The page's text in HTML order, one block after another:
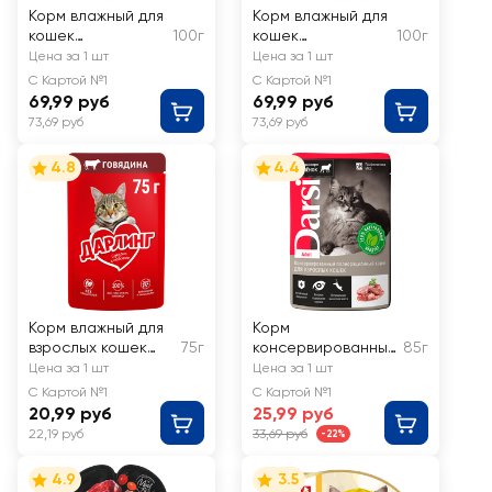
Корм влажный для
кошек
ЗООГУРМАН
Мясное суфле с
языком
100г
Цена за 1 шт
С Картой №1
69,99 руб
73,69 руб
Корм влажный для
кошек
ЗООГУРМАН
Мясное суфле с
телятиной
100г
Цена за 1 шт
С Картой №1
69,99 руб
73,69 руб
4.8
Корм влажный для
взрослых кошек
ДАРЛИНГ Говядина
в подливе
75г
Цена за 1 шт
С Картой №1
20,99 руб
22,19 руб
4.4
Корм
консервированный
для взрослых
кошек DARSI
Ягненок
85г
Цена за 1 шт
С Картой №1
25,99 руб
33,69 руб -22%
4.9 3.5